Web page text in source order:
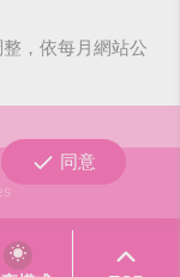
，依每月網站公
同意